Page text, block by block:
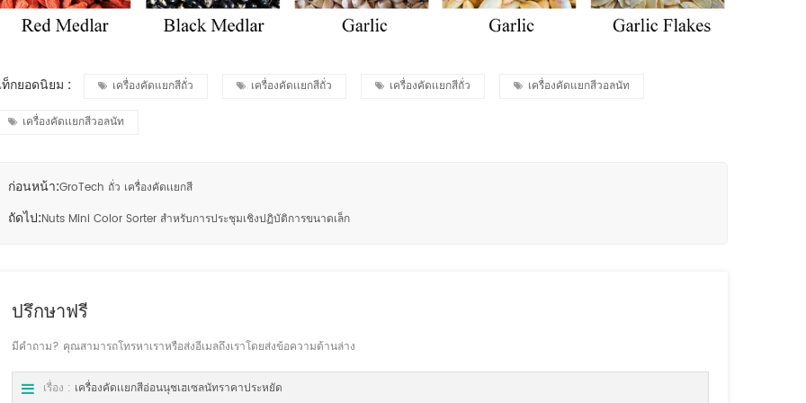
กยอดนิยม : เครื่องคัดแยกสีถั่ว เครื่องคัดเเยกสีถั่ว เครื่องคัดเเยกสีถั่ว เครื่องคัดแยกสีวอลนัท
เครื่องคัดเเยกสีวอลนัท
ก่อนหน้า:GroTech ถั่ว เครื่องคัดเเยกสี
ถัดไป:Nuts Mini Color Sorter สำหรับการประชุมเชิงปฏิบัติการขนาดเล็ก
ปรึกษาฟรี
มีคำถาม? คุณสามารถโทรหาเราหรือส่งอีเมลถึงเราโดยส่งข้อความด้านล่าง
เรื่อง : เครื่องคัดเเยกสีอ่อนนุชเฮเซลนัทราคาประหยัด